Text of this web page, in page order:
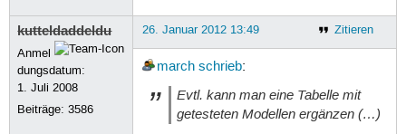
kutteldaddeldu
Anmel
dungsdatum:
1. Juli 2008
Beiträge:3586
Zitieren
26. Januar 2012 13:49
march schrieb:
Evtl. kann man eine Tabelle mit
getesteten Modellen ergänzen (…)